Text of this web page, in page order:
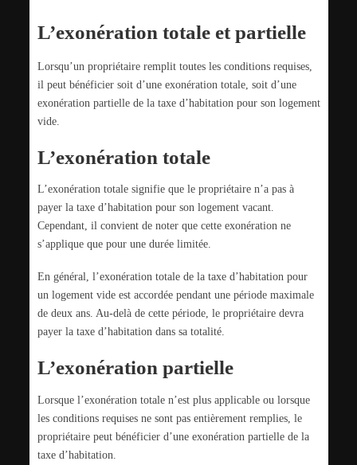
L’exonération totale et partielle
Lorsqu’un propriétaire remplit toutes les conditions requises,
il peut bénéficier soit d’une exonération totale, soit d’une
exonération partielle de la taxe d’habitation pour son logement
vide.
L’exonération totale
L’exonération totale signifie que le propriétaire n’a pas à
payer la taxe d’habitation pour son logement vacant.
Cependant, il convient de noter que cette exonération ne
s’applique que pour une durée limitée.
En général, l’exonération totale de la taxe d’habitation pour
un logement vide est accordée pendant une période maximale
de deux ans. Au-delà de cette période, le propriétaire devra
payer la taxe d’habitation dans sa totalité.
L’exonération partielle
Lorsque l’exonération totale n’est plus applicable ou lorsque
les conditions requises ne sont pas entièrement remplies, le
propriétaire peut bénéficier d’une exonération partielle de la
taxe d’habitation.